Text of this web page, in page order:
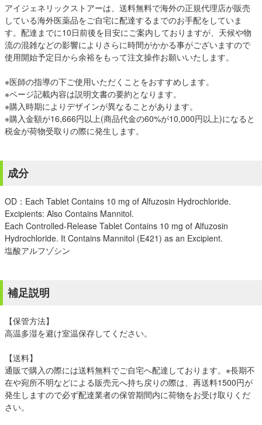
アイジェネリックストアーは、送料無料で海外の正規代理店が販売
している海外医薬品をご自宅に配達するまでのお手配をしていま
す。配達までに10日前後を目安にご案内しておりますが、天候や物
流の混雑などの影響によりさらに時間がかかる事がございますので
使用開始予定日から余裕をもって注文操作お願いいたします。
※医師の指導の下ご使用いただくことをおすすめします。
※ページ記載内容は説明文書の要約となります。
※購入時期によりデザインが異なることがあります。
※購入金額が16,666円以上(商品代金の60%が10,000円以上)になると
税金が荷物受取りの際に発生します。
成分
OD：Each Tablet Contains 10 mg of Alfuzosin Hydrochloride.
Excipients: Also Contains Mannitol.
Each Controlled-Release Tablet Contains 10 mg of Alfuzosin
Hydrochloride. It Contains Mannitol (E421) as an Excipient.
塩酸アルフゾシン
補足説明
【保管方法】
高温多湿を避け室温保存してください。
【送料】
通販で購入の際には送料無料でご自宅へ配達しております。※長期不
在や宛所不明などによる販売元へ持ち戻りの際は、再送料1500円が
発生しますので必ず配達業者の保管期間内に荷物をお受け取りくだ
さい。